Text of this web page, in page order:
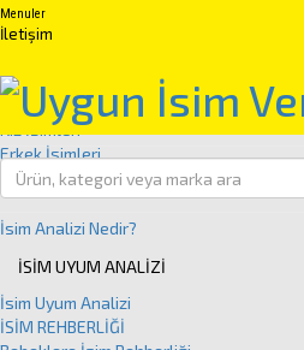
Menuler
İletişim
Anasayfa
Kuranda Geçen İsimler
Peygamber İsimleri
Kız İsimleri
Erkek İsimleri
İSİM ANALİZİ
İsim Analizi Nedir?
İSİM UYUM ANALİZİ
İsim Uyum Analizi
İSİM REHBERLİĞİ